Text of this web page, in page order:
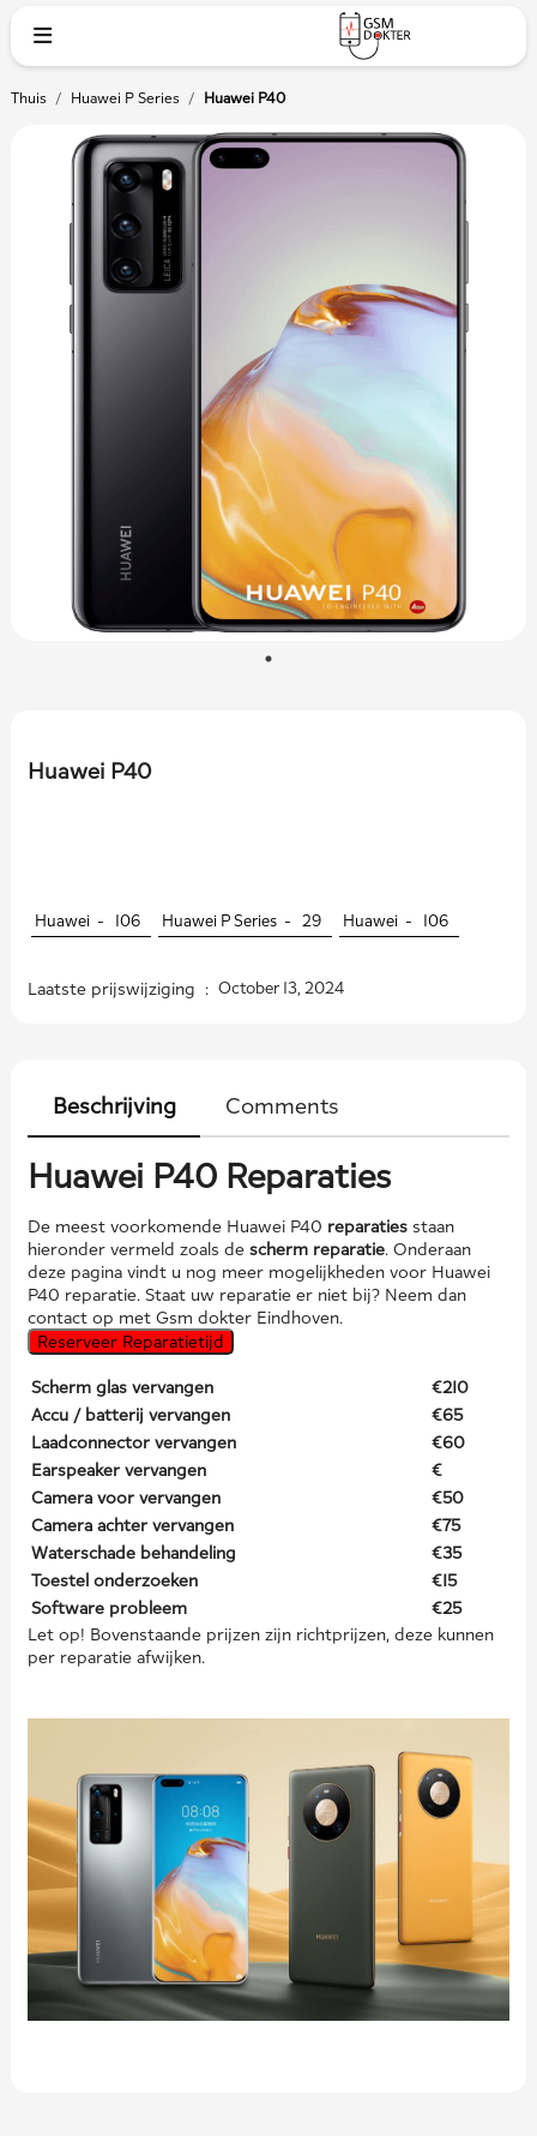
Thuis / Huawei P Series / Huawei P40
Huawei P40
Huawei - 106 Huawei P Series - 29 Huawei - 106
Laatste prijswijziging : October 13, 2024
Beschrijving Comments
Huawei P40 Reparaties
De meest voorkomende Huawei P40 reparatiesstaan
hieronder vermeld zoals de scherm reparatie. Onderaan
deze pagina vindt u nog meer mogelijkheden voor Huawei
P40 reparatie. Staat uw reparatie er niet bij? Neem dan
contact op met Gsm dokter Eindhoven.
Reserveer Reparatietijd
Scherm glas vervangen
€210
Accu / batterij vervangen
€65
Laadconnector vervangen
€60
Earspeaker vervangen
€
Camera voor vervangen
€50
Camera achter vervangen
€75
Waterschade behandeling
€35
Toestel onderzoeken
€15
Software probleem
€25
Let op! Bovenstaande prijzen zijn richtprijzen, deze kunnen
per reparatie afwijken.